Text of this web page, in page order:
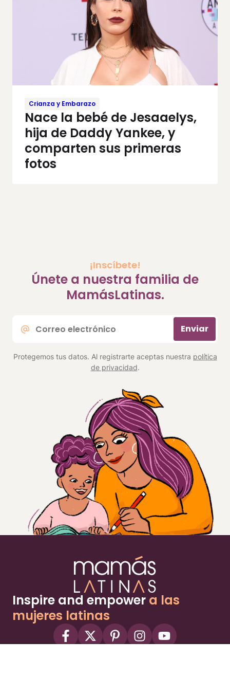
Crianza y Embarazo
Nace la bebé de Jesaaelys,
hija de Daddy Yankee, y
comparten sus primeras
fotos
¡Inscíbete!
Únete a nuestra familia de
MamásLatinas.
electrónico
Enviar
Protegemos tus datos. Al registrarte aceptas nuestra política
de privacidad.
Inspire and empower a las
mujeres latinas